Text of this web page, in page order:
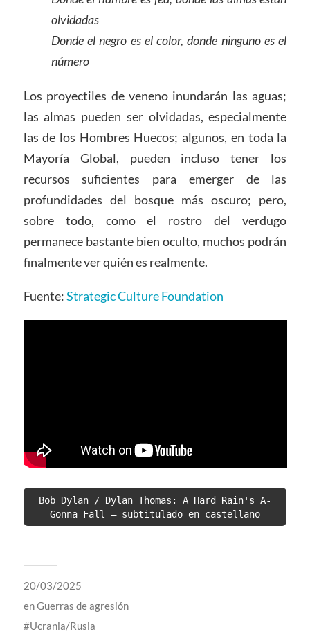
olvidadas
Donde el negro es el color, donde ninguno es el
número
Los proyectiles de veneno inundarán las aguas;
las almas pueden ser olvidadas, especialmente
las de los Hombres Huecos; algunos, en toda la
Mayoría Global, pueden incluso tener los
recursos suficientes para emerger de las
profundidades del bosque más oscuro; pero,
sobre todo, como el rostro del verdugo
permanece bastante bien oculto, muchos podrán
finalmente ver quién es realmente.
Fuente:Strategic Culture Foundation
Bob Dylan / Dylan Thomas: A Hard Rain's A-
Gonna Fall – subtitulado en castellano
20/03/2025
enGuerras de agresión
Ucrania/Rusia